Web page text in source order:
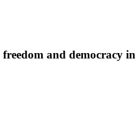
freedom and democracy in